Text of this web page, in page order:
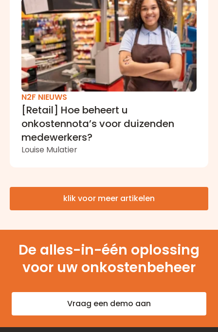
N2F NIEUWS
[Retail] Hoe beheert u
onkostennota’s voor duizenden
medewerkers?
Louise Mulatier
klik voor meer artikelen
De alles-in-één oplossing
voor uw onkostenbeheer
Vraag een demo aan